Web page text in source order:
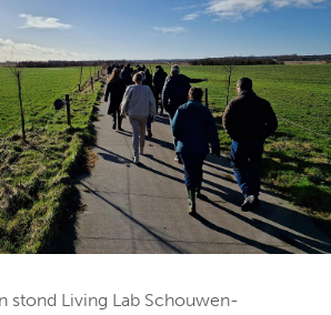
stond Living Lab Schouwen-